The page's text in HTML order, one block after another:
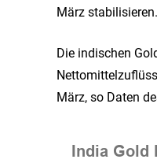
März stabilisieren.
Die indischen
März, so Daten